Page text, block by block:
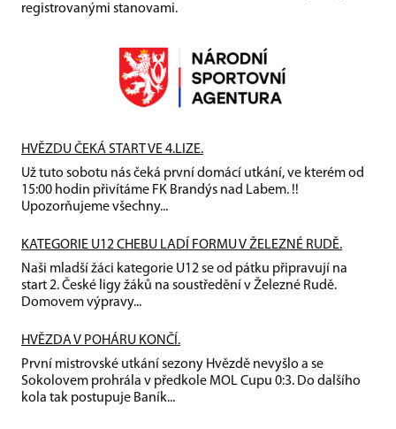
registrovanými stanovami.
HVĚZDU ČEKÁ START VE 4.LIZE.
Už tuto sobotu nás čeká první domácí utkání, ve kterém od
15:00 hodin přivítáme FK Brandýs nad Labem. !!
Upozorňujeme všechny...
KATEGORIE U12 CHEBU LADÍ FORMU V ŽELEZNÉ RUDĚ.
Naši mladší žáci kategorie U12 se od pátku připravují na
start 2. České ligy žáků na soustředění v Železné Rudě.
Domovem výpravy...
HVĚZDA V POHÁRU KONČÍ.
První mistrovské utkání sezony Hvězdě nevyšlo a se
Sokolovem prohrála v předkole MOL Cupu 0:3. Do dalšího
kola tak postupuje Baník...